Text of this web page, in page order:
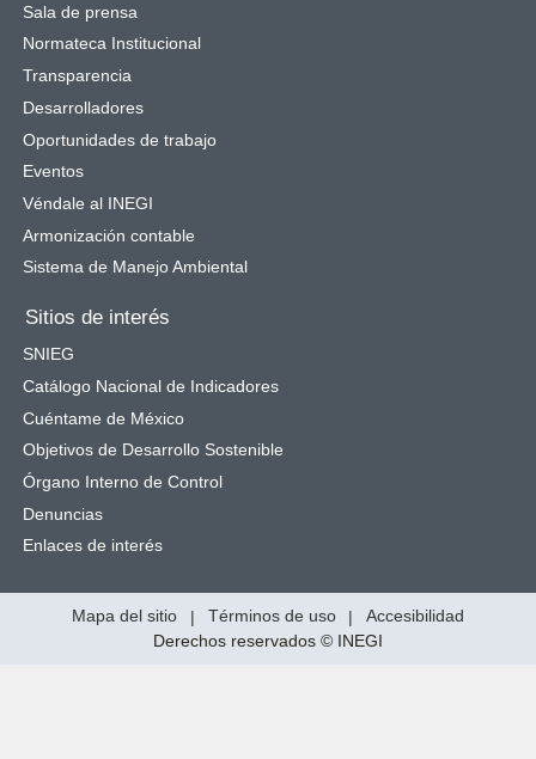
Sala de prensa
Normateca Institucional
Transparencia
Desarrolladores
Oportunidades de trabajo
Eventos
Véndale al INEGI
Armonización contable
Sistema de Manejo Ambiental
Sitios de interés
SNIEG
Catálogo Nacional de Indicadores
Cuéntame de México
Objetivos de Desarrollo Sostenible
Órgano Interno de Control
Denuncias
Enlaces de interés
Mapa del sitio | Términos de uso |
Accesibilidad
Derechos reservados © INEGI